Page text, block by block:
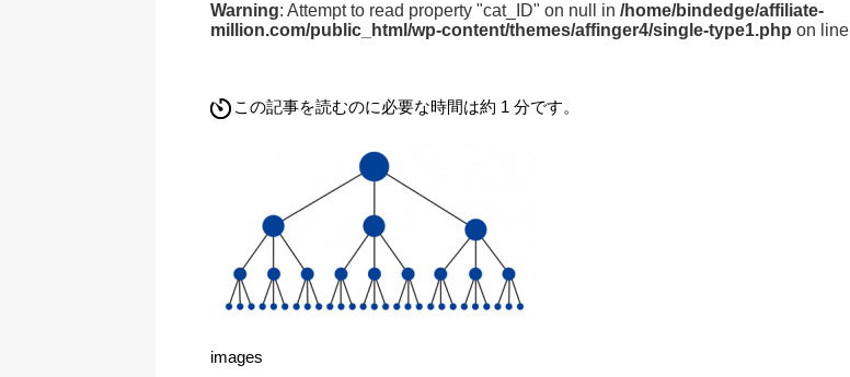
Warning: Attempt to read property "cat_ID" on null in /home/bindedge/affiliate-
million.com/public_html/wp-content/themes/affinger4/single-type1.php on line
この記事を読むのに必要な時間は約 1 分です。
images